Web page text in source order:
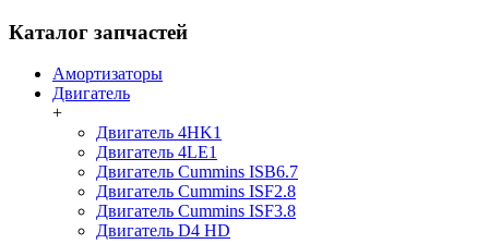
Каталог запчастей
Амортизаторы
Двигатель
+
Двигатель 4HK1
Двигатель 4LE1
Двигатель Cummins ISB6.7
Двигатель Cummins ISF2.8
Двигатель Cummins ISF3.8
Двигатель D4 HD